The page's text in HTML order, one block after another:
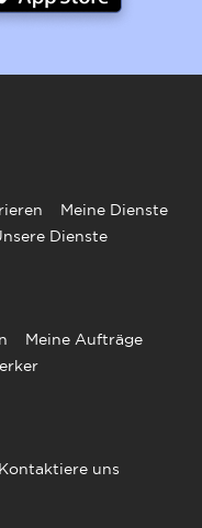
Meine Dienste
Dienste
Meine Aufträge
Kontaktiere uns